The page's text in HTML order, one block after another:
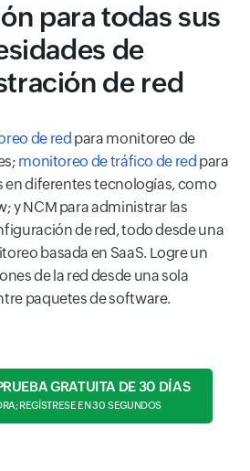
para todas sus
de
de red
de red para monitoreo de
monitoreo de tráfico de red para
en diferentes tecnologías, como
y NCM para administrar las
de red, todo desde una
basada en SaaS. Logre un
de la red desde una sola
paquetes de software.
GRATUITA DE 30 DÍAS
REGÍSTRESE EN 30 SEGUNDOS